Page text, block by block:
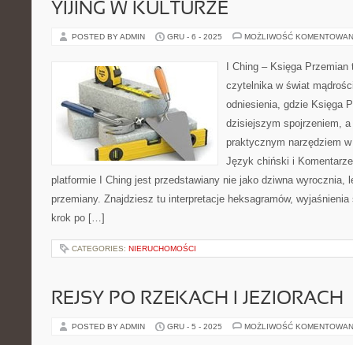
YIJING W KULTURZE
POSTED BY ADMIN GRU - 6 - 2025 MOŻLIWOŚĆ
I Ching – Księga
czytelnika w świat
odniesienia, gdzie Księga
dzisiejszym spojrzeniem,
praktycznym narzędziem
Język chiński i
platformie I Ching jest przedstawiany nie jako dziwna wyrocznia,
przemiany. Znajdziesz tu interpretacje heksagramów,
krok po […]
CATEGORIES: NIERUCHOMOŚCI
REJSY PO RZEKACH I JEZIORACH
POSTED BY ADMIN GRU - 5 - 2025 MOŻLIWOŚĆ